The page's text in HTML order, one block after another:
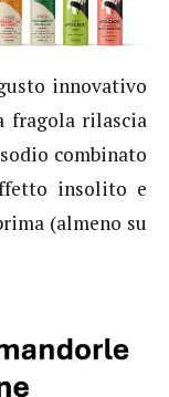
innovativo
fragola rilascia
combinato
insolito e
(almeno su